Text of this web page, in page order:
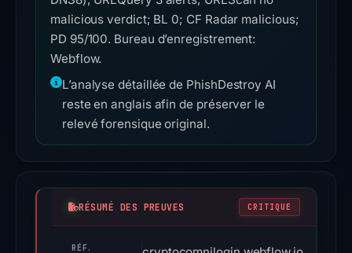
malicious verdict; BL 0; CF Radar malicious;
PD 95/100. Bureau d’enregistrement:
Webflow.
L’analyse détaillée de PhishDestroy AI
reste en anglais afin de préserver le
relevé forensique original.
RÉSUMÉ DES PREUVES CRITIQUE
RÉF.